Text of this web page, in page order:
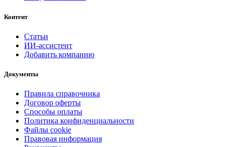
Контент
Статьи
ИИ-ассистент
Добавить компанию
Документы
Правила справочника
Договор оферты
Способы оплаты
Политика конфиденциальности
Файлы cookie
Правовая информация